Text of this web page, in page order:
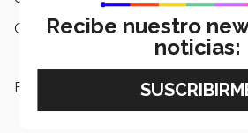
Campus:
Escuelas:
Recibe nuestro
noticias: